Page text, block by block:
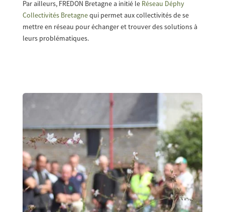
Par ailleurs, FREDON Bretagne a initié le Réseau Déphy
Collectivités Bretagnequi permet aux collectivités de se
mettre en réseau pour échanger et trouver des solutions à
leurs problématiques.